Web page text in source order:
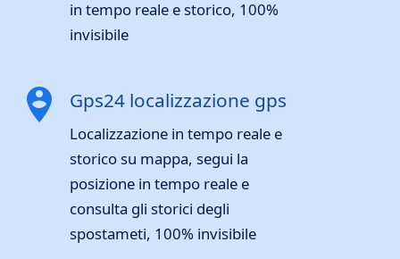
in tempo reale e storico, 100%
invisibile
person_pin_circle Gps24 localizzazione gps
Localizzazione in tempo reale e
storico su mappa, segui la
posizione in tempo reale e
consulta gli storici degli
spostameti, 100% invisibile